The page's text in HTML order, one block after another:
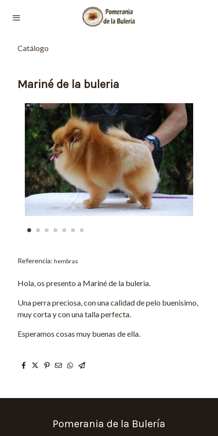
Catálogo
Mariné de la buleria
Referencia: hembras
Hola, os presento a Mariné de la buleria.
Una perra preciosa, con una calidad de pelo buenisimo,
muy corta y con una talla perfecta.
Esperamos cosas muy buenas de ella.
Pomerania de la Bulería